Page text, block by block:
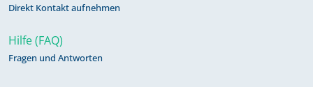
Direkt Kontakt aufnehmen
Hilfe (FAQ)
Fragen und Antworten